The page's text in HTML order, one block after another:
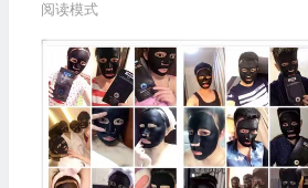
阅读模式